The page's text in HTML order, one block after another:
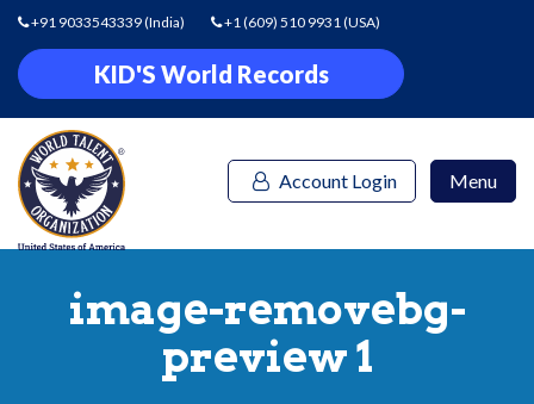
+91 9033543339(India) +1 (609) 510 9931(USA)
KID'S World Records
Account Login Menu
image-removebg-
preview 1